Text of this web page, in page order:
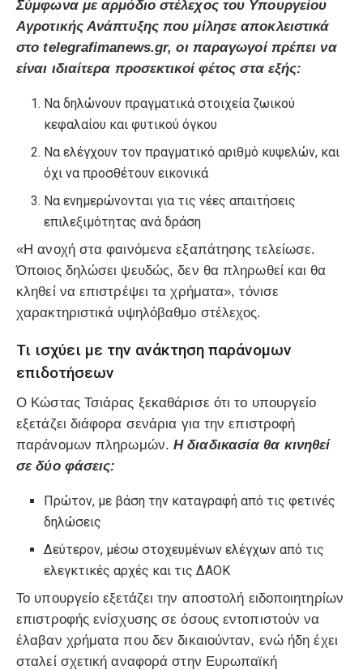
Σύμφωνα με αρμόδιο στέλεχος του Υπουργείου
Αγροτικής Ανάπτυξης που μίλησε αποκλειστικά
στο telegrafimanews.gr, οι παραγωγοί πρέπει να
είναι ιδιαίτερα προσεκτικοί φέτος στα εξής:
Να δηλώνουν πραγματικά στοιχεία ζωικού
κεφαλαίου και φυτικού όγκου
Να ελέγχουν τον πραγματικό αριθμό κυψελών, και
όχι να προσθέτουν εικονικά
Να ενημερώνονται για τις νέες απαιτήσεις
επιλεξιμότητας ανά δράση
«Η ανοχή στα φαινόμενα εξαπάτησης τελείωσε.
Όποιος δηλώσει ψευδώς, δεν θα πληρωθεί και θα
κληθεί να επιστρέψει τα χρήματα», τόνισε
χαρακτηριστικά υψηλόβαθμο στέλεχος.
Τι ισχύει με την ανάκτηση παράνομων
επιδοτήσεων
Ο Κώστας Τσιάρας ξεκαθάρισε ότι το υπουργείο
εξετάζει διάφορα σενάρια για την επιστροφή
παράνομων πληρωμών.Η διαδικασία θα κινηθεί
σε δύο φάσεις:
Πρώτον, με βάση την καταγραφή από τις φετινές
δηλώσεις
Δεύτερον, μέσω στοχευμένων ελέγχων από τις
ελεγκτικές αρχές και τις ΔΑΟΚ
Το υπουργείο εξετάζει την αποστολή ειδοποιητηρίων
επιστροφής ενίσχυσης σε όσους εντοπιστούν να
έλαβαν χρήματα που δεν δικαιούνταν, ενώ ήδη έχει
σταλεί σχετική αναφορά στην Ευρωπαϊκή